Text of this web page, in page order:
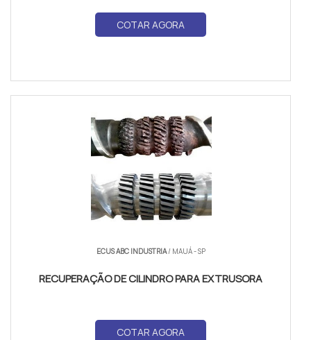
COTAR AGORA
ECUS ABC INDUSTRIA/ MAUÁ - SP
RECUPERAÇÃO DE CILINDRO PARA EXTRUSORA
COTAR AGORA